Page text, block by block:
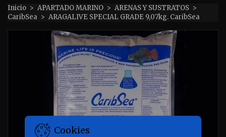
Inicio APARTADO MARINO
ARENAS Y SUSTRATOS
CaribSea
ARAGALIVE SPECIAL GRADE 9,07kg. CaribSea
Cookies